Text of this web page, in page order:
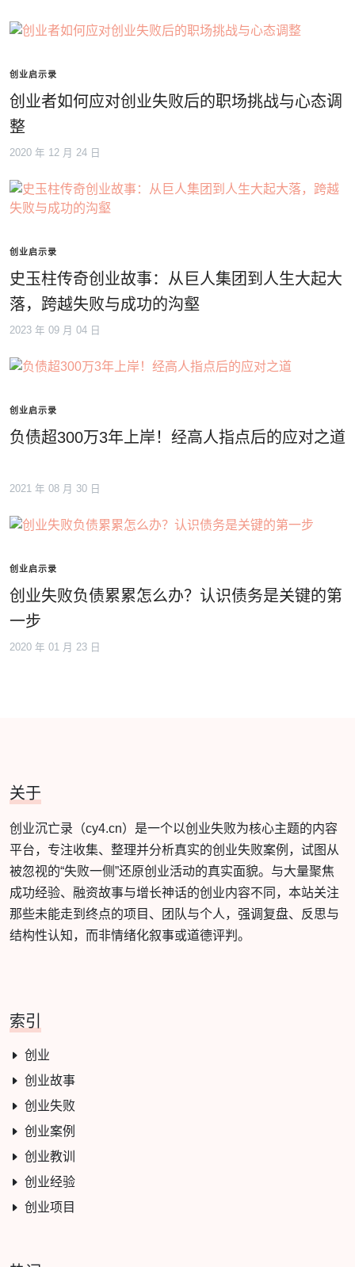
创业启示录
创业者如何应对创业失败后的职场挑战与心态调
整
2020 年 12 月 24 日
创业启示录
史玉柱传奇创业故事：从巨人集团到人生大起大
落，跨越失败与成功的沟壑
2023 年 09 月 04 日
创业启示录
负债超300万3年上岸！经高人指点后的应对之道
2021 年 08 月 30 日
创业启示录
创业失败负债累累怎么办？认识债务是关键的第
一步
2020 年 01 月 23 日
关于
创业沉亡录（cy4.cn）是一个以创业失败为核心主题的内容
平台，专注收集、整理并分析真实的创业失败案例，试图从
被忽视的“失败一侧”还原创业活动的真实面貌。与大量聚焦
成功经验、融资故事与增长神话的创业内容不同，本站关注
那些未能走到终点的项目、团队与个人，强调复盘、反思与
结构性认知，而非情绪化叙事或道德评判。
索引
创业
创业故事
创业失败
创业案例
创业教训
创业经验
创业项目